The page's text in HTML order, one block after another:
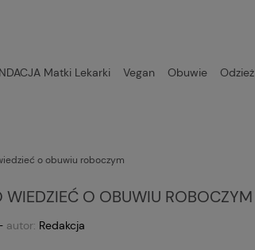
Matki Lekarki Vegan Obuwie Odzież
o obuwiu roboczym
WIEDZIEĆ O OBUWIU ROBOCZYM
autor: Redakcja